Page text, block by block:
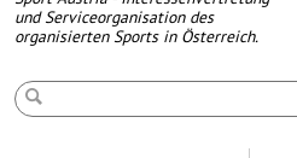
und Serviceorganisation des
organisierten Sports in Österreich.